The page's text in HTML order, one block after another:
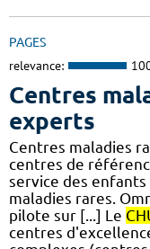
PAGES
relevance:
Centres
experts
Centres maladies
centres de
service des
maladies rares.
pilote sur [...] Le
centres